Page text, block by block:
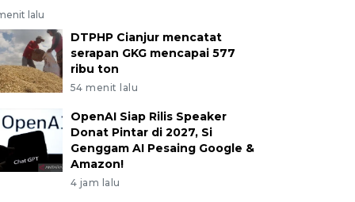
lalu
DTPHP Cianjur mencatat
serapan GKG mencapai 577
ribu ton
54 menit lalu
OpenAI Siap Rilis Speaker
Donat Pintar di 2027, Si
Genggam AI Pesaing Google &
Amazon!
4 jam lalu